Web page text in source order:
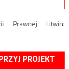
Prawnej Litwin:
PROJEKT